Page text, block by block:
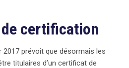
certification
2017 prévoit que désormais les
titulaires d’un certificat de